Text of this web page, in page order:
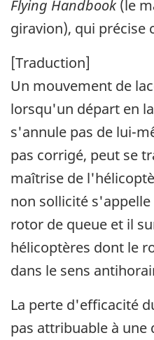
Flying Handbook(le
giravion), qui précise
[Traduction]
Un mouvement de
lorsqu'un départ en
s'annule pas de lui-
pas corrigé, peut se
maîtrise de
non sollicité
rotor de queue et il
hélicoptères dont le
dans le sens
La perte d'efficacité
pas attribuable à une